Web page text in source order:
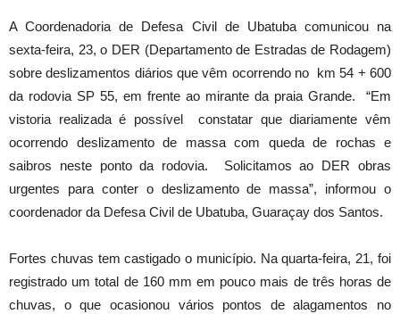
A Coordenadoria de Defesa Civil de Ubatuba comunicou na
sexta-feira, 23, o DER (Departamento de Estradas de Rodagem)
sobre deslizamentos diários que vêm ocorrendo no km 54 + 600
da rodovia SP 55, em frente ao mirante da praia Grande. “Em
vistoria realizada é possível constatar que diariamente vêm
ocorrendo deslizamento de massa com queda de rochas e
saibros neste ponto da rodovia. Solicitamos ao DER obras
urgentes para conter o deslizamento de massa”, informou o
coordenador da Defesa Civil de Ubatuba, Guaraçay dos Santos.
Fortes chuvas tem castigado o município. Na quarta-feira, 21, foi
registrado um total de 160 mm em pouco mais de três horas de
chuvas, o que ocasionou vários pontos de alagamentos no